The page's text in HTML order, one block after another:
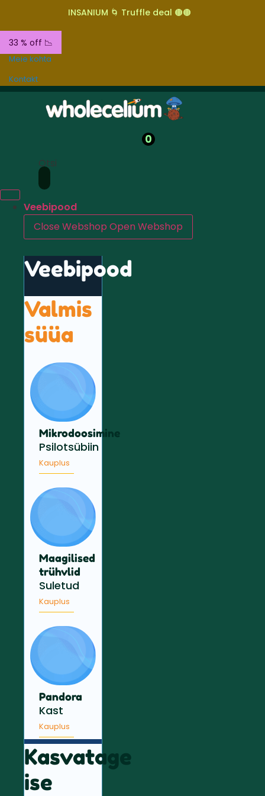
INSANIUM 🌀 Truffle deal 🟤🟤
33 % off 📉
Meie kohta
Kontakt
0
Otsi
Veebipood
Close Webshop Open Webshop
Veebipood
Valmis
süüa
Mikrodoosimine
Psilotsübiin
Kauplus
Maagilised
trühvlid
Suletud
Kauplus
Pandora
Kast
Kauplus
Kasvatage
ise